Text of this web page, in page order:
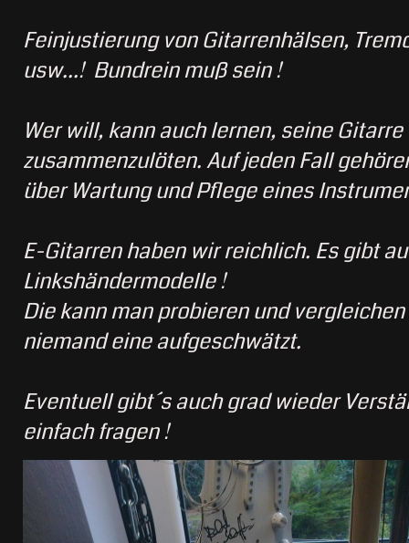
Feinjustierung von Gitarrenhälsen,
usw...! Bundrein muß sein !
Wer will, kann auch lernen, seine
zusammenzulöten. Auf jeden Fall
über Wartung und Pflege eines
E-Gitarren haben wir reichlich. Es gibt
Linkshändermodelle !
Die kann man probieren und
niemand eine aufgeschwätzt.
Eventuell gibt´s auch grad wieder
einfach fragen !